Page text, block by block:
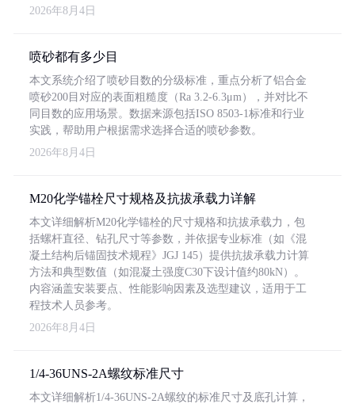
2026年8月4日
喷砂都有多少目
本文系统介绍了喷砂目数的分级标准，重点分析了铝合金
喷砂200目对应的表面粗糙度（Ra 3.2-6.3μm），并对比不
同目数的应用场景。数据来源包括ISO 8503-1标准和行业
实践，帮助用户根据需求选择合适的喷砂参数。
2026年8月4日
M20化学锚栓尺寸规格及抗拔承载力详解
本文详细解析M20化学锚栓的尺寸规格和抗拔承载力，包
括螺杆直径、钻孔尺寸等参数，并依据专业标准（如《混
凝土结构后锚固技术规程》JGJ 145）提供抗拔承载力计算
方法和典型数值（如混凝土强度C30下设计值约80kN）。
内容涵盖安装要点、性能影响因素及选型建议，适用于工
程技术人员参考。
2026年8月4日
1/4-36UNS-2A螺纹标准尺寸
本文详细解析1/4-36UNS-2A螺纹的标准尺寸及底孔计算，